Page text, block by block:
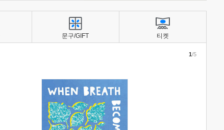
1/5
문구/GIFT 티켓